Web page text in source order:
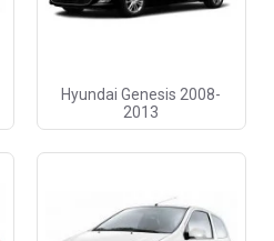
Hyundai Genesis 2008-
2013